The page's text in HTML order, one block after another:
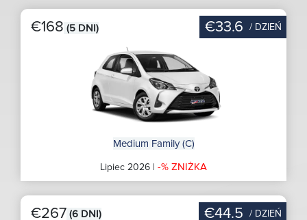
€168 (5 DNI) €33.6 / DZIEŃ
Medium Family (C)
Lipiec 2026 | -% ZNIŻKA
€267 (6 DNI) €44.5 / DZIEŃ